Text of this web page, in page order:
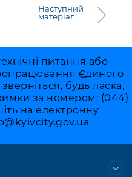
Наступний
матеріал
питання або
Єдиного
будь ласка,
за номером: (044)
на електронну